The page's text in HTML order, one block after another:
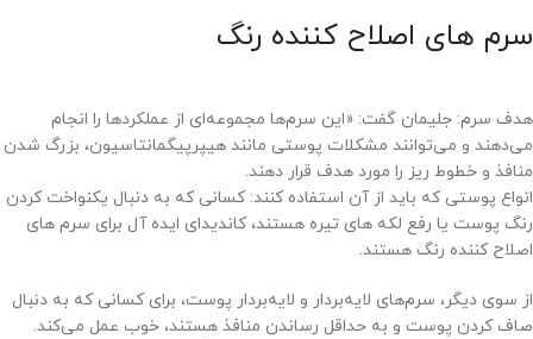
سرم های اصلاح کننده رنگ
هدف سرم: جلیمان گفت: «این سرم‌ها مجموعه‌ای از عملکردها را انجام
می‌دهند و می‌توانند مشکلات پوستی مانند هیپرپیگمانتاسیون، بزرگ شدن
منافذ و خطوط ریز را مورد هدف قرار دهند.
انواع پوستی که باید از آن استفاده کنند: کسانی که به دنبال یکنواخت کردن
رنگ پوست یا رفع لکه های تیره هستند، کاندیدای ایده آل برای سرم های
اصلاح کننده رنگ هستند.
از سوی دیگر، سرم‌های لایه‌بردار و لایه‌بردار پوست، برای کسانی که به دنبال
صاف کردن پوست و به حداقل رساندن منافذ هستند، خوب عمل می‌کند.